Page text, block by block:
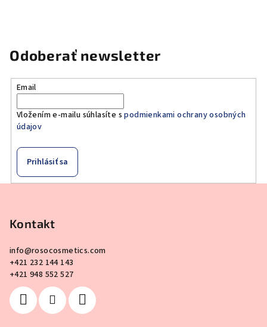
Odoberať newsletter
Email
Vložením e-mailu súhlasíte spodmienkami ochrany osobných
údajov
Prihlásiť sa
Kontakt
info@rosocosmetics.com
+421 232 144 143
+421 948 552 527